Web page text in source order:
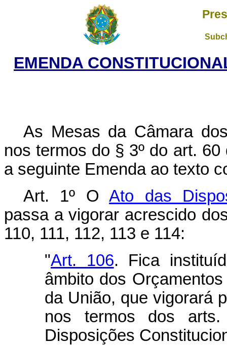
EMENDA
As Mesas da Câmara
nos termos do § 3º do art.
a seguinte Emenda ao texto
Art. 1º OAto das
passa a vigorar acrescido
110, 111, 112, 113 e 114:
"Art. 106. Fica
âmbito dos
da União, que vigorará
nos termos dos
Disposições